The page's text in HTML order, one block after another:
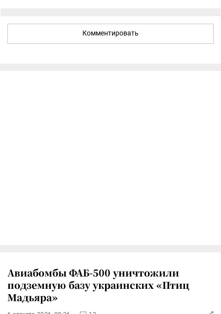
Комментировать
Авиабомбы ФАБ-500 уничтожили
подземную базу украинских «Птиц
Мадьяра»